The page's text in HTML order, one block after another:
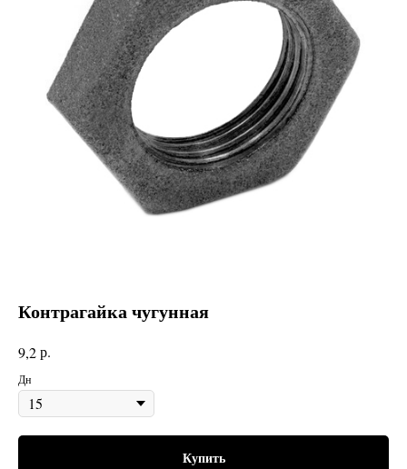
Контрагайка чугунная
9,2р.
Дн
Купить